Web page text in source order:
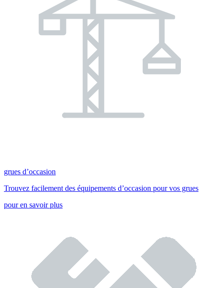
grues d’occasion
Trouvez facilement des équipements d’occasion pour vos grues
pour en savoir plus